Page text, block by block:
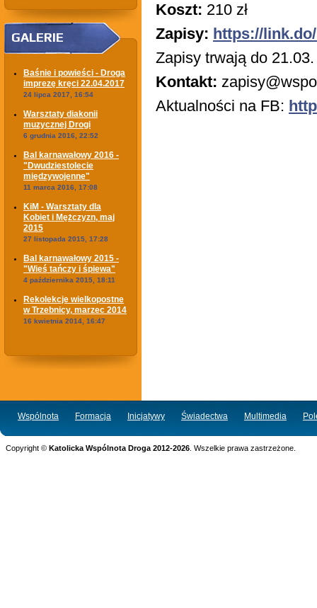
GALERIE
Baśnie i powieści - Droga
imprezę kręci 22.04.2017
24 lipca 2017, 16:54
Warsztaty diakonii
muzycznej Drogi
6 grudnia 2016, 22:52
Bal karnawałowy 2016 -
"Dwudziestolecie
międzywojenne"
11 marca 2016, 17:08
KiM - Warsztaty dla
Kobiet i Mężczyzn, maj
2015
27 listopada 2015, 17:28
Bal karnawałowy 2015 -
"Wieś tańczy i śpiewa"
4 października 2015, 18:11
Rekolekcje wielkopostne
w Trzebnicy, marzec 2014
16 kwietnia 2014, 16:47
Koszt: 210 zł
Zapisy: https://
Zapisy trwają do
Kontakt:
Aktualności na FB:
Wspólnota Formacja Inicjatywy Świadectwa Multimedia
Copyright © Katolicka Wspólnota Droga 2012-2026 . Wszelkie prawa zastrzeżone.